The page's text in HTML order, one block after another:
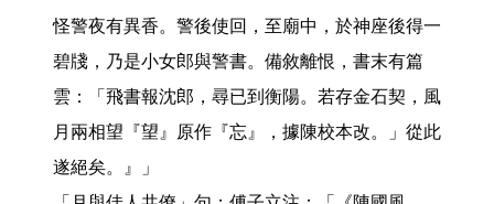
怪警夜有異香。警後使回，至廟中，於神座後得一
碧牋，乃是小女郎與警書。備敘離恨，書末有篇
雲：「飛書報沈郎，尋已到衡陽。若存金石契，風
月兩相望『望』原作『忘』，據陳校本改。」從此
遂絕矣。』」